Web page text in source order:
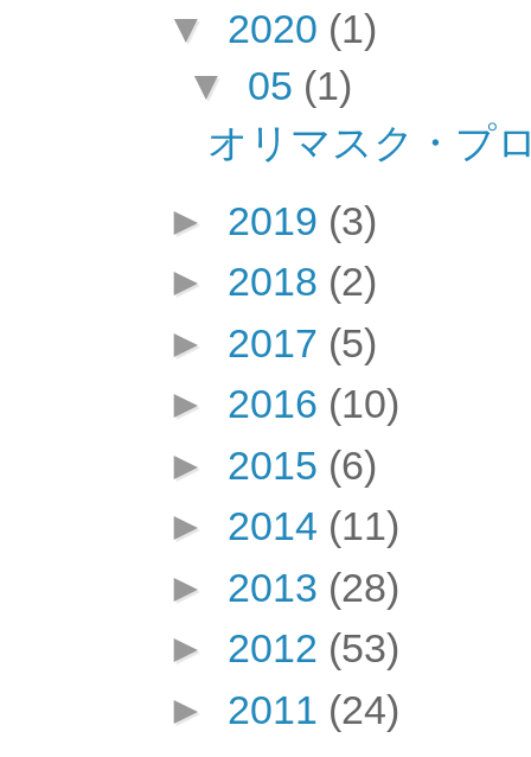
▼ 2020 (1)
▼ 05 (1)
オリマスク・プ
► 2019 (3)
► 2018 (2)
► 2017 (5)
► 2016 (10)
► 2015 (6)
► 2014 (11)
► 2013 (28)
► 2012 (53)
► 2011 (24)